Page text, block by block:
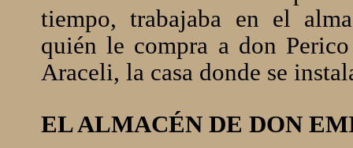
tiempo, trabajaba en el
quién le compra a don
Araceli, la casa donde se
EL ALMACÉN DE DON